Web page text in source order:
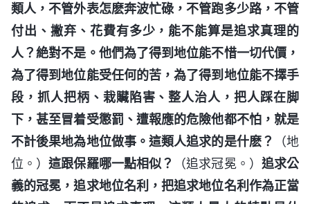
類人，不管外表怎麽奔波忙碌，不管跑多少路，不管
付出、撇弃、花費有多少，能不能算是追求真理的
人？絶對不是。他們為了得到地位能不惜一切代價，
為了得到地位能受任何的苦，為了得到地位能不擇手
段，抓人把柄、栽贜陷害、整人治人，把人踩在脚
下，甚至冒着受懲罰、遭報應的危險他都不怕，就是
不計後果地為地位做事。這類人追求的是什麽？
（地
位。）這跟保羅哪一點相似？ （追求冠冕。） 追求公
義的冠冕，追求地位名利，把追求地位名利作為正當